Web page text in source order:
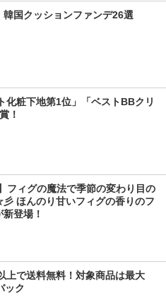
韓国クッションファンデ26選
化粧下地第1位」「ベストBBクリ
！
フィグの魔法で季節の変わり目の
ほんのり甘いフィグの香りのフ
登場！
上で送料無料！対象商品は最大
ック